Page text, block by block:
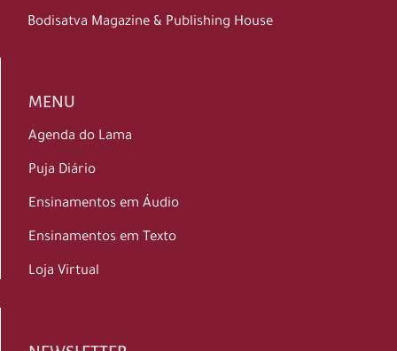
Bodisatva Magazine & Publishing House
MENU
Agenda do Lama
Puja Diário
Ensinamentos em Áudio
Ensinamentos em Texto
Loja Virtual